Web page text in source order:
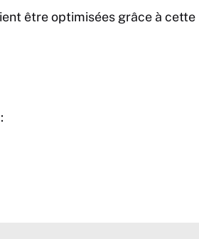
être optimisées grâce à cette